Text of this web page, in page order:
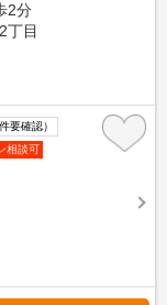
2分
丁目
要確認）
相談可